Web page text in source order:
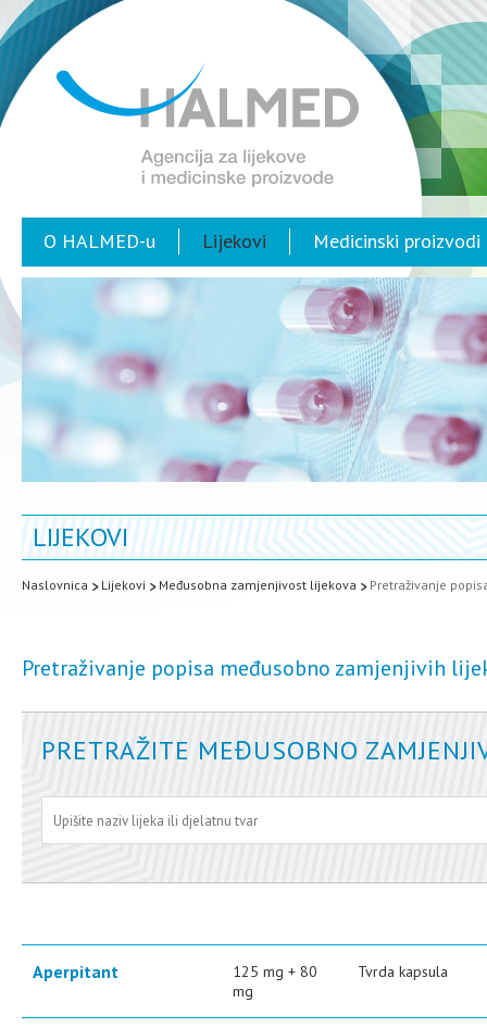
O HALMED-u Lijekovi Medicinski proizvodi
LIJEKOVI
Naslovnica Lijekovi Međusobna zamjenjivost lijekova Pretraživanje
Pretraživanje popisa međusobno zamjenjivih
PRETRAŽITE MEĐUSOBNO
Aperpitant
125 mg + 80
mg
Tvrda kapsula